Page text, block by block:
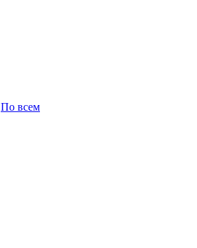
По всем